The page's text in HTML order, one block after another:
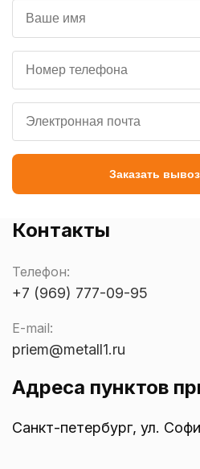
Заказать
Контакты
Телефон:
+7 (969) 777-09-95
E-mail:
priem@metall1.ru
Адреса пунктов
Санкт-петербург, ул.